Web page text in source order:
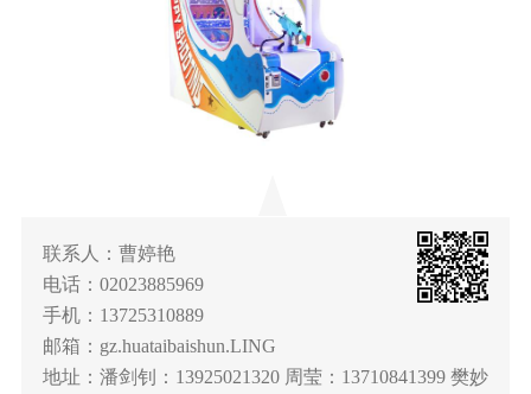
联系人：曹婷艳
电话：02023885969
手机：13725310889
邮箱：gz.huataibaishun.LING
地址：潘剑钊：13925021320 周莹：13710841399 樊妙